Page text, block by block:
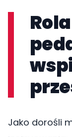
Jako dorośli